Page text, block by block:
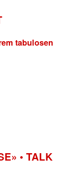
tabulosen
• TALK